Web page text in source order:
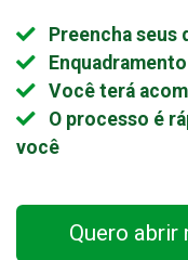
Preencha seus
Você terá
O processo é
você
Quero abrir